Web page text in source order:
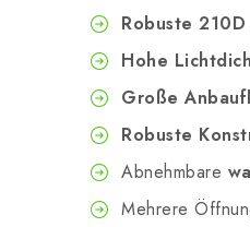
Robuste
Hohe
Große
Robuste
Abnehmbare
Mehrere